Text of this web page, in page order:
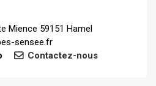
Mience 59151 Hamel
sensee.fr
Contactez-nous